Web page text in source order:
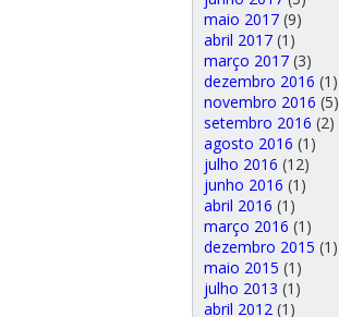
maio 2017(9)
abril 2017(1)
março 2017(3)
dezembro 2016 (1)
novembro 2016 (5)
setembro 2016 (2)
agosto 2016 (1)
julho 2016 (12)
junho 2016 (1)
abril 2016 (1)
março 2016 (1)
dezembro 2015 (1)
maio 2015 (1)
julho 2013 (1)
abril 2012 (1)